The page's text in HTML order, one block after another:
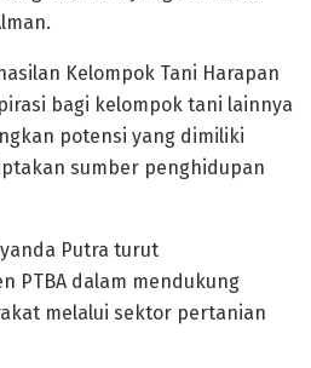
Kelompok Tani Harapan
bagi kelompok tani lainnya
potensi yang dimiliki
sumber penghidupan
Putra turut
PTBA dalam mendukung
melalui sektor pertanian